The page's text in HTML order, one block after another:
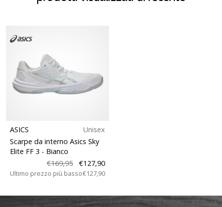
ASICS
Unisex
Scarpe da interno Asics Sky
Elite FF 3 - Bianco
€169,95
€127,90
Ultimo prezzo più basso€127,90